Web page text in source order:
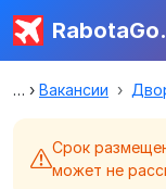
Вакансии
Срок
может не